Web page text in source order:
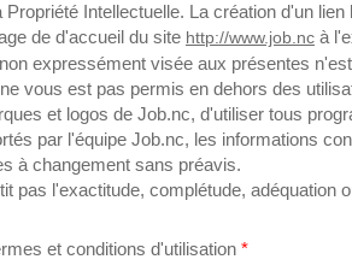
Propriété Intellectuelle. La création d'un
de d'accueil du site http://www.job.nc à
expressément visée aux présentes
vous est pas permis en dehors des
et logos de Job.nc, d'utiliser tous
par l'équipe Job.nc, les informations
à changement sans préavis.
pas l'exactitude, complétude, adéquation
responsabilité relative à l'information
site Web et décline toute
et conditions d'utilisation *